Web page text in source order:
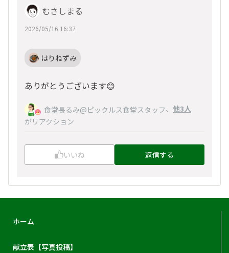
むさしまる
2026/05/16 16:37
はりねずみ
ありがとうございます😊
食堂長るみ@ピックルス食堂スタッフ、 他3人
がリアクション
いいね 返信する
ホーム
献立表【写真投稿】